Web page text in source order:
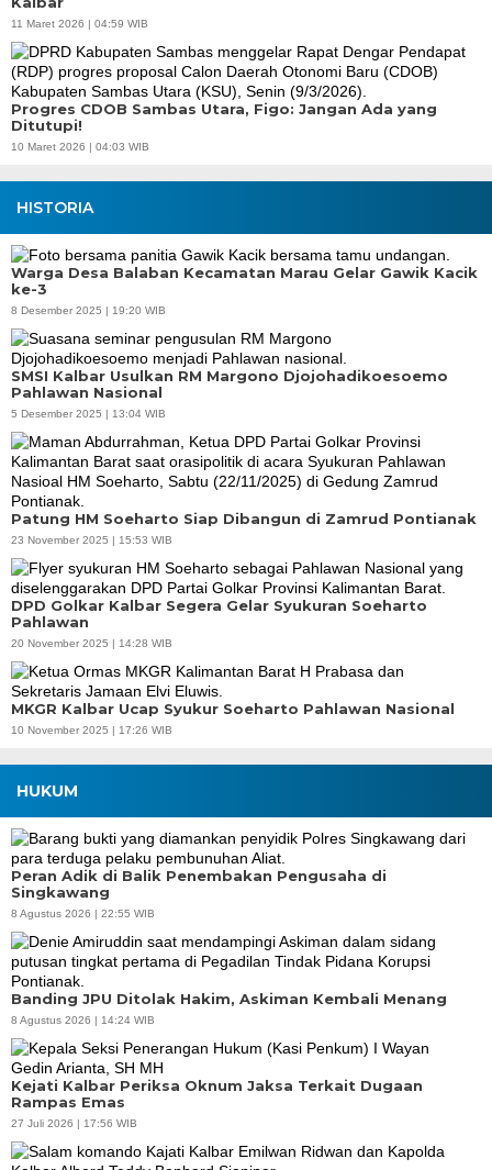
11 Maret 2026 | 04:59 WIB
Progres CDOB Sambas Utara, Figo: Jangan Ada yang
Ditutupi!
10 Maret 2026 | 04:03 WIB
HISTORIA
Warga Desa Balaban Kecamatan Marau Gelar Gawik Kacik
ke-3
8 Desember 2025 | 19:20 WIB
SMSI Kalbar Usulkan RM Margono Djojohadikoesoemo
Pahlawan Nasional
5 Desember 2025 | 13:04 WIB
Patung HM Soeharto Siap Dibangun di Zamrud Pontianak
23 November 2025 | 15:53 WIB
DPD Golkar Kalbar Segera Gelar Syukuran Soeharto
Pahlawan
20 November 2025 | 14:28 WIB
MKGR Kalbar Ucap Syukur Soeharto Pahlawan Nasional
10 November 2025 | 17:26 WIB
HUKUM
Peran Adik di Balik Penembakan Pengusaha di
Singkawang
8 Agustus 2026 | 22:55 WIB
Banding JPU Ditolak Hakim, Askiman Kembali Menang
8 Agustus 2026 | 14:24 WIB
Kejati Kalbar Periksa Oknum Jaksa Terkait Dugaan
Rampas Emas
27 Juli 2026 | 17:56 WIB